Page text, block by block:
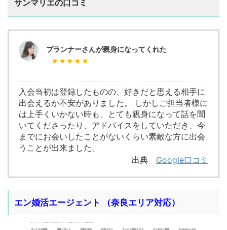
サンマリエの口コミ
プランナーさんが親身になってくれた
入会当初は登録したものの、好きだと思える相手に
出会えるか不安がありました。 しかしご担当者様に
は上手くいかない時も、とても親身になって話を聞
いてくださったり、アドバイスをしていただき、今
までにお会いしたことがないくらい素敵な方に出会
うことが出来ました。
出典 Google口コミ
エン婚活エージェント （奈良エリア対応）